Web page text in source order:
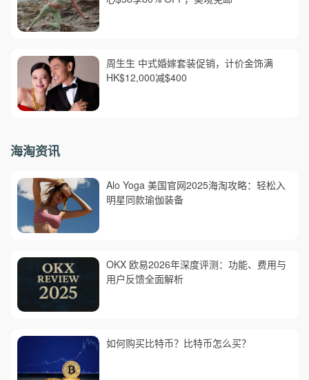
周生生 中式婚嫁套装促销，计价金饰满
HK$12,000减$400
海淘资讯
Alo Yoga 美国官网2025海淘攻略：轻松入
明星同款瑜伽装备
OKX 欧易2026年深度评测：功能、费用与
用户反馈全面解析
如何购买比特币？比特币怎么买？